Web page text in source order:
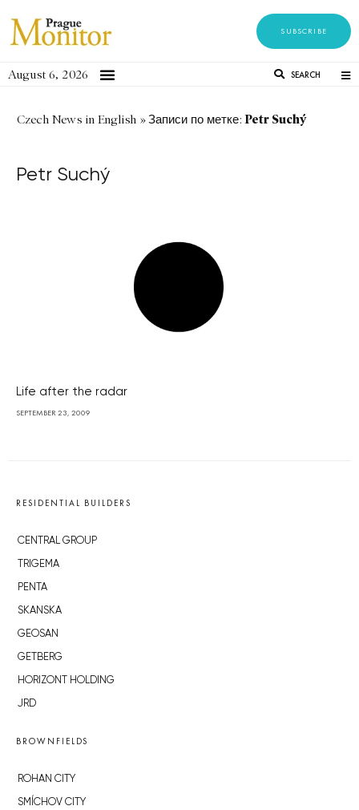
SUBSCRIBE
August 6, 2026 SEARCH
Czech News in English »Записи по метке: Petr Suchý
Petr Suchý
Life after the radar
SEPTEMBER 23, 2009
RESIDENTIAL BUILDERS
CENTRAL GROUP
TRIGEMA
PENTA
SKANSKA
GEOSAN
GETBERG
HORIZONT HOLDING
JRD
BROWNFIELDS
ROHAN CITY
SMÍCHOV CITY